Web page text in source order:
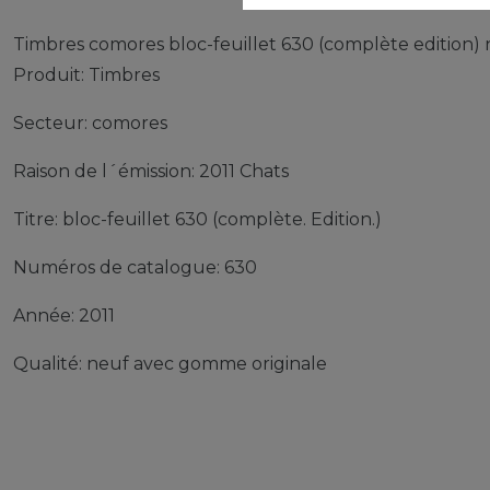
Timbres comores bloc-feuillet 630 (complète edition)
Produit: Timbres
Secteur: comores
Raison de l´émission: 2011 Chats
Titre: bloc-feuillet 630 (complète. Edition.)
Numéros de catalogue: 630
Année: 2011
Qualité: neuf avec gomme originale